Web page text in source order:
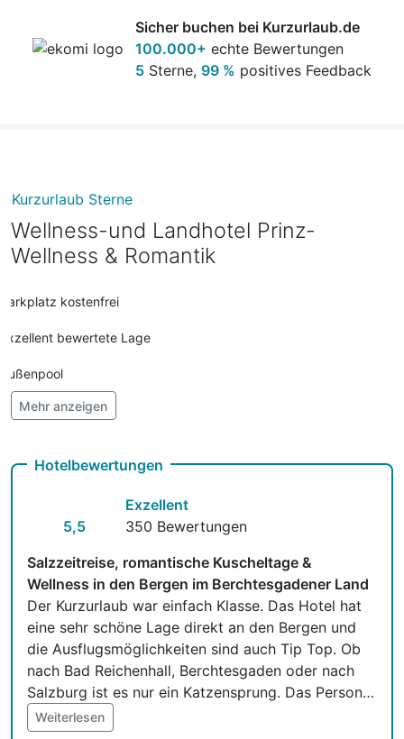
Sicher buchen bei Kurzurlaub.de
100.000+ echte Bewertungen
5 Sterne, 99 % positives Feedback
Kurzurlaub Sterne
Wellness-und Landhotel Prinz-
Wellness & Romantik
Parkplatz kostenfrei
Exzellent bewertete Lage
Außenpool
Vielseitiger Wellnessbereich
Kostenloses W-LAN
Zimmerservice verfügbar
Mit Hotelbar
Mehr anzeigen
Hotelbewertungen
5,5
Exzellent
350 Bewertungen
Salzzeitreise, romantische Kuscheltage &
Wellness in den Bergen im Berchtesgadener Land
Der Kurzurlaub war einfach Klasse. Das Hotel hat
eine sehr schöne Lage direkt an den Bergen und
die Ausflugsmöglichkeiten sind auch Tip Top. Ob
nach Bad Reichenhall, Berchtesgaden oder nach
Salzburg ist es nur ein Katzensprung. Das Personal
ist sehr freundlich und zuvorkommend. Das
Zimmer hat unsere Erwartungen vollständig erfüllt.
Weiterlesen